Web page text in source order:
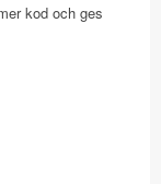
kod och ges